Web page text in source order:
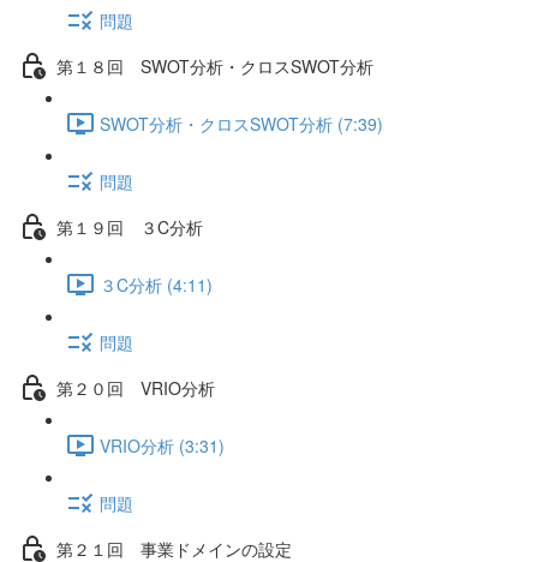
問題
第１８回 SWOT分析・クロスSWOT分析
SWOT分析・クロスSWOT分析 (7:39)
問題
第１９回 ３C分析
３C分析 (4:11)
問題
第２０回 VRIO分析
VRIO分析 (3:31)
問題
第２１回 事業ドメインの設定